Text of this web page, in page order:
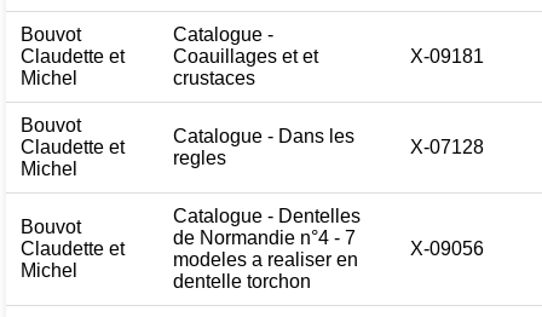
Bouvot
Claudette et
Michel
Catalogue -
Coauillages et et
crustaces
X-09181
Bouvot
Claudette et
Michel
Catalogue - Dans les
regles
X-07128
Bouvot
Claudette et
Michel
Catalogue - Dentelles
de Normandie n°4 - 7
modeles a realiser en
dentelle torchon
X-09056